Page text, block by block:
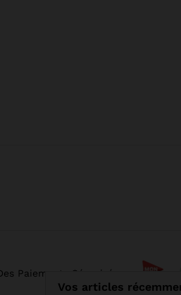
Vos articles
Paiements Sécurisé